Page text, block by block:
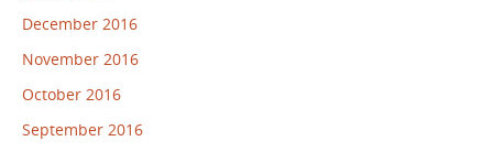
December 2016
November 2016
October 2016
September 2016